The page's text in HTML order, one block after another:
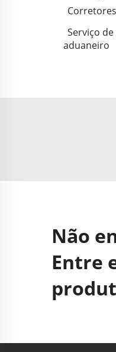
Serviço
aduaneiro
Não
Entre